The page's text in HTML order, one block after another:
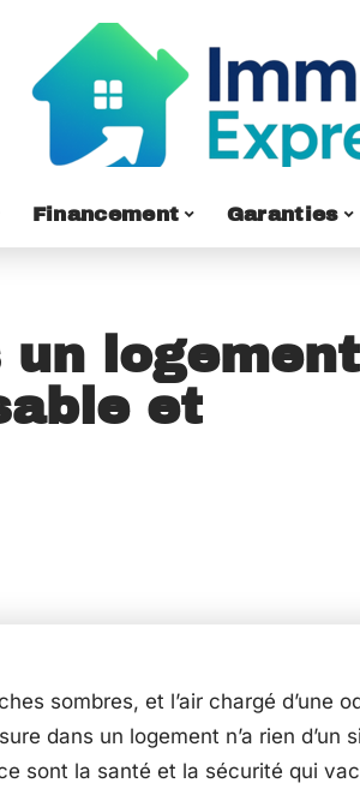
Financement Garanties
un logement
et
sombres, et l’air chargé d’une
dans un logement n’a rien d’un
sont la santé et la sécurité qui